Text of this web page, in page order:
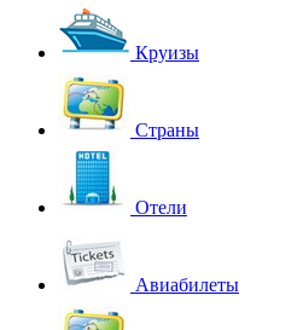
Круизы
Страны
Отели
Авиабилеты